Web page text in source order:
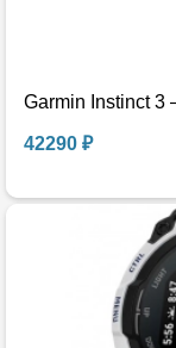
42290 ₽